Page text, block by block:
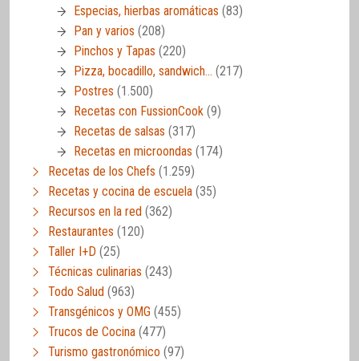
Especias, hierbas aromáticas (83)
Pan y varios (208)
Pinchos y Tapas (220)
Pizza, bocadillo, sandwich… (217)
Postres (1.500)
Recetas con FussionCook (9)
Recetas de salsas (317)
Recetas en microondas (174)
Recetas de los Chefs (1.259)
Recetas y cocina de escuela (35)
Recursos en la red (362)
Restaurantes (120)
Taller I+D (25)
Técnicas culinarias (243)
Todo Salud (963)
Transgénicos y OMG (455)
Trucos de Cocina (477)
Turismo gastronómico (97)